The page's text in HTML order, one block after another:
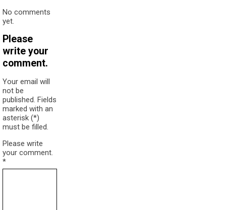
No comments
yet.
Please
write your
comment.
Your email will
not be
published. Fields
marked with an
asterisk (*)
must be filled.
Please write
your comment.
*